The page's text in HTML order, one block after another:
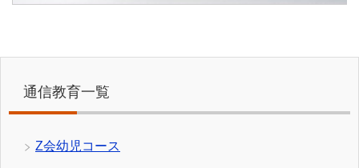
通信教育一覧
Z会幼児コース